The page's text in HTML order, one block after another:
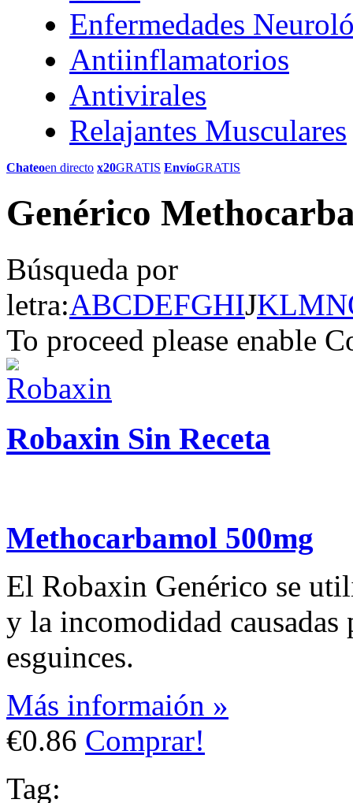
Enfermedades
Antiinflamatorios
Antivirales
Relajantes Musculares
Chateoen directo x20GRATIS EnvíoGRATIS
Genérico
Búsqueda por
letra:ABCDEFGHIJKLMN
To proceed please enable
Robaxin Sin Receta
Methocarbamol 500mg
El Robaxin Genérico se
y la incomodidad
esguinces.
Más informaión »
€0.86 Comprar!
Tag: